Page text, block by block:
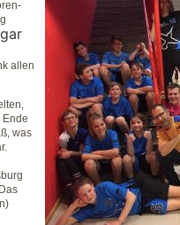
allen
was